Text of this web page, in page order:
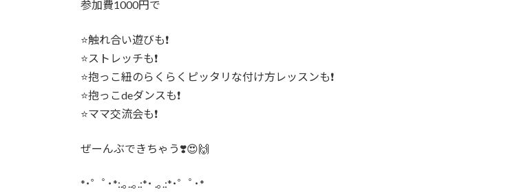
参加費1000円で
⭐️触れ合い遊びも❗️
⭐️ストレッチも❗️
⭐️抱っこ紐のらくらくピッタリな付け方レッスンも❗️
⭐️抱っこdeダンスも❗️
⭐️ママ交流会も❗️
ぜーんぶできちゃう❣️😍🙌
*･゜ﾟ･*:.｡..｡.:*･ .｡.:*･゜ﾟ･*